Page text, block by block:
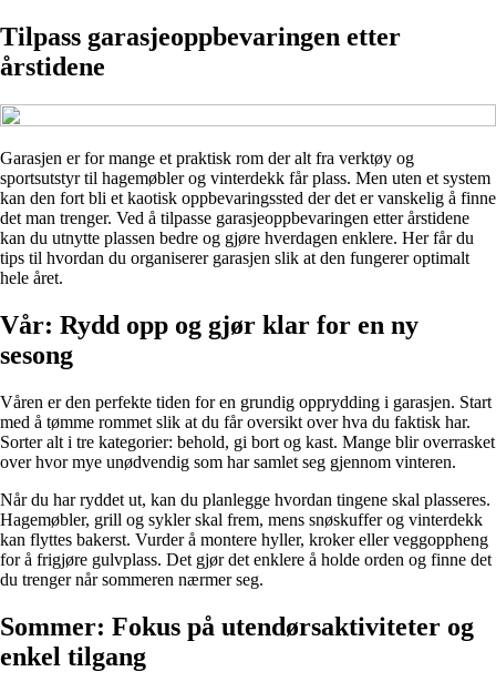
Tilpass garasjeoppbevaringen etter
årstidene
Garasjen er for mange et praktisk rom der alt fra verktøy og
sportsutstyr til hagemøbler og vinterdekk får plass. Men uten et system
kan den fort bli et kaotisk oppbevaringssted der det er vanskelig å finne
det man trenger. Ved å tilpasse garasjeoppbevaringen etter årstidene
kan du utnytte plassen bedre og gjøre hverdagen enklere. Her får du
tips til hvordan du organiserer garasjen slik at den fungerer optimalt
hele året.
Vår: Rydd opp og gjør klar for en ny
sesong
Våren er den perfekte tiden for en grundig opprydding i garasjen. Start
med å tømme rommet slik at du får oversikt over hva du faktisk har.
Sorter alt i tre kategorier: behold, gi bort og kast. Mange blir overrasket
over hvor mye unødvendig som har samlet seg gjennom vinteren.
Når du har ryddet ut, kan du planlegge hvordan tingene skal plasseres.
Hagemøbler, grill og sykler skal frem, mens snøskuffer og vinterdekk
kan flyttes bakerst. Vurder å montere hyller, kroker eller veggoppheng
for å frigjøre gulvplass. Det gjør det enklere å holde orden og finne det
du trenger når sommeren nærmer seg.
Sommer: Fokus på utendørsaktiviteter og
enkel tilgang